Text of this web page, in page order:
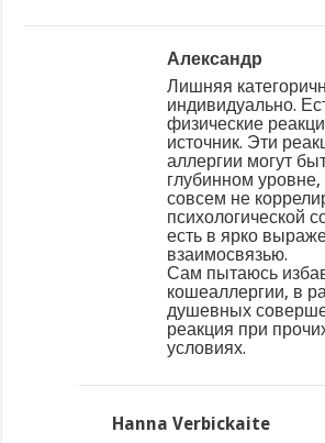
Александр
Лишняя
индивидуально.
физические
источник. Эти
аллергии могут
глубинном
совсем не
психологической
есть в ярко
взаимосвязью.
Сам пытаюсь
кошеаллергии, в
душевных
реакция при
условиях.
Hanna Verbickaite